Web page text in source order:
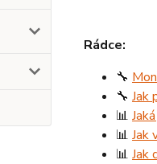
Rádce:
🔧
🔧 Jak
📊
📊 Jak
📊 Jak